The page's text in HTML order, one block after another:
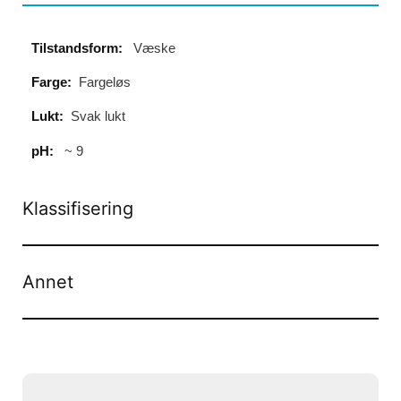
Klassifisering
Annet
Tilstandsform: Væske
Farge: Fargeløs
Lukt: Svak lukt
pH: ~ 9